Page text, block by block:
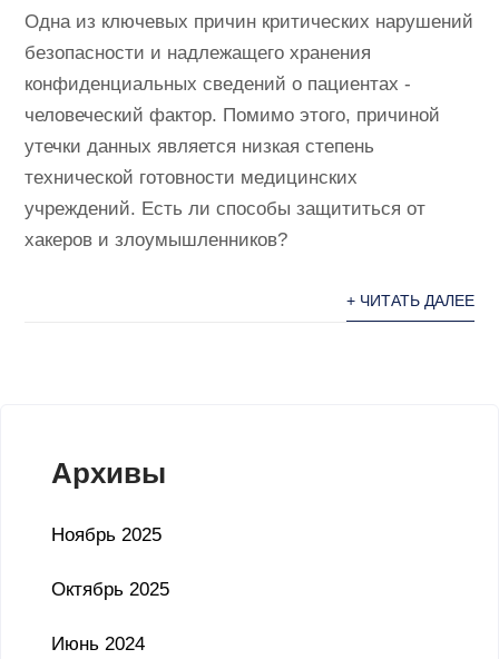
Одна из ключевых причин критических нарушений
безопасности и надлежащего хранения
конфиденциальных сведений о пациентах -
человеческий фактор. Помимо этого, причиной
утечки данных является низкая степень
технической готовности медицинских
учреждений. Есть ли способы защититься от
хакеров и злоумышленников?
+ ЧИТАТЬ ДАЛЕЕ
Архивы
Ноябрь 2025
Октябрь 2025
Июнь 2024